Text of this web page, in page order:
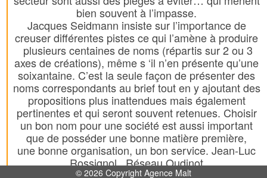
bien souvent à l’impasse.
Jacques Seidmann insiste sur l’importance de
creuser différentes pistes ce qui l’amène à produire
plusieurs centaines de noms (répartis sur 2 ou 3
axes de créations), même s ‘il n’en présente qu’une
soixantaine. C’est la seule façon de présenter des
noms correspondants au brief tout en y ajoutant des
propositions plus inattendues mais également
pertinentes et qui seront souvent retenues. Choisir
un bon nom pour une société est aussi important
que de posséder une bonne matière première,
une bonne organisation, un bon service. Jean-Luc
Rossignol . Réseau Oudinot
© 2026 Copyright Agence Malt